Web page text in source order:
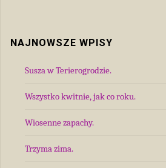
NAJNOWSZE WPISY
Susza w Terierogrodzie.
Wszystko kwitnie, jak co roku.
Wiosenne zapachy.
Trzyma zima.